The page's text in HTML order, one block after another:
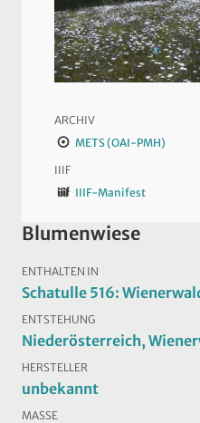
ARCHIV
METS (OAI-PMH)
IIIF
IIIF-Manifest
Blumenwiese
ENTHALTEN IN
Schatulle 516:
ENTSTEHUNG
Niederösterreich,
HERSTELLER
unbekannt
MASSE